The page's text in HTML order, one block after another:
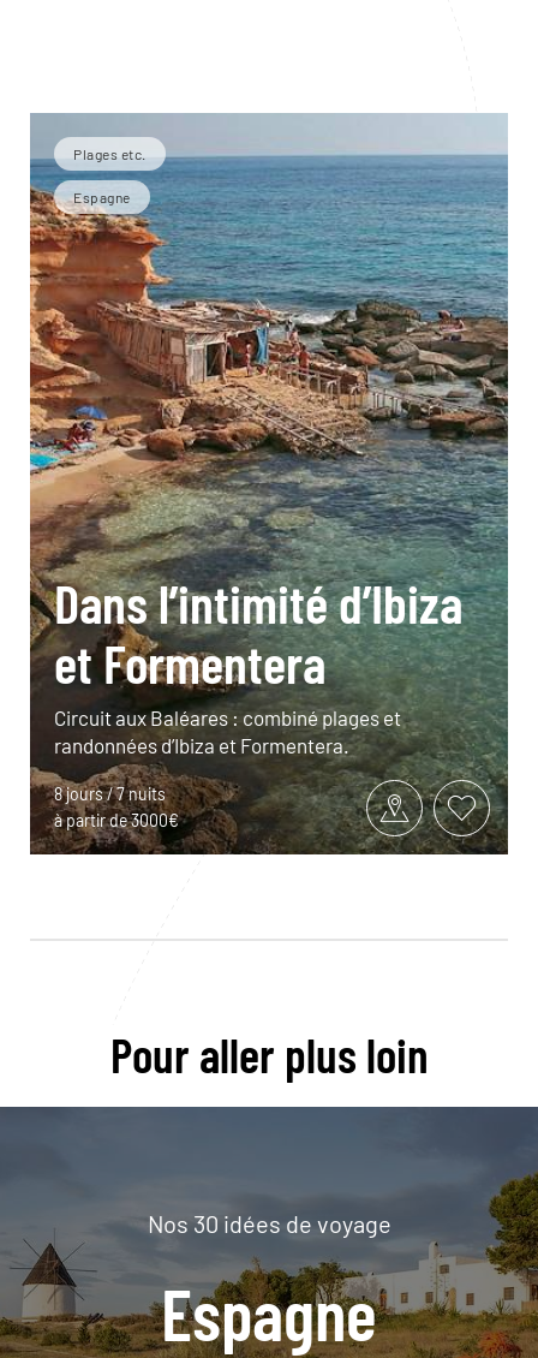
Plages etc.
Espagne
Dans l’intimité d’Ibiza
et Formentera
Circuit aux Baléares : combiné plages et
randonnées d’Ibiza et Formentera.
8 jours / 7 nuits
à partir de 3000€
Pour aller plus loin
Nos 30 idées de voyage
Espagne